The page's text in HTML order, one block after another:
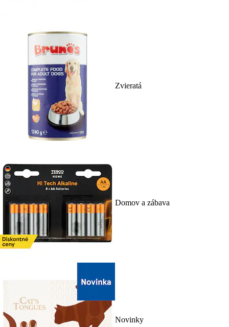
Zvieratá
Domov a zábava
Novinky